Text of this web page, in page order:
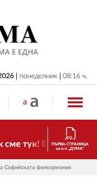
понеделник 08:16 ч.
тук! Времето се
ПЪРВА СТРАНИЦА
на в-к „ДУМА“
Софийската филхармония